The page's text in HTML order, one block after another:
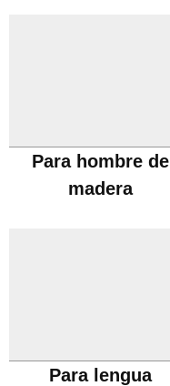
Para hombre de
madera
Para lengua